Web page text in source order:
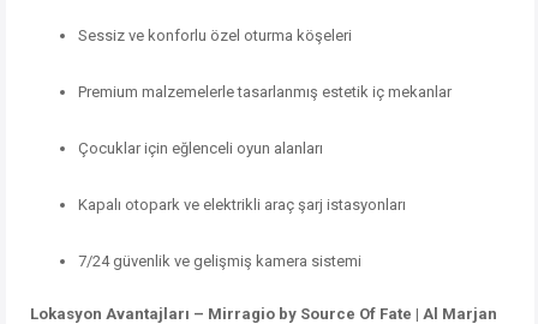
Sessiz ve konforlu özel oturma köşeleri
Premium malzemelerle tasarlanmış estetik iç mekanlar
Çocuklar için eğlenceli oyun alanları
Kapalı otopark ve elektrikli araç şarj istasyonları
7/24 güvenlik ve gelişmiş kamera sistemi
Lokasyon Avantajları – Mirragio by Source Of Fate | Al Marjan